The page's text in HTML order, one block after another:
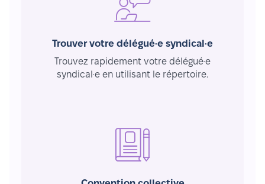
Trouver votre délégué·e syndical·e
Trouvez rapidement votre délégué·e
syndical·e en utilisant le répertoire.